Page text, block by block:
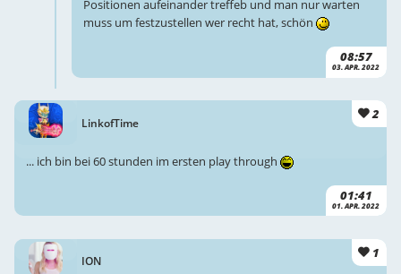
08:57
03. APR. 2022
Positionen aufeinander treffeb und man nur warten
muss um festzustellen wer recht hat, schön
LinkofTime
2
01:41
01. APR. 2022
... ich bin bei 60 stunden im ersten play through
ION
1